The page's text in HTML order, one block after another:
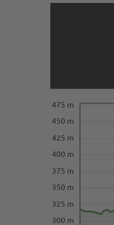
300 m
325 m
350 m
375 m
400 m
425 m
450 m
475 m